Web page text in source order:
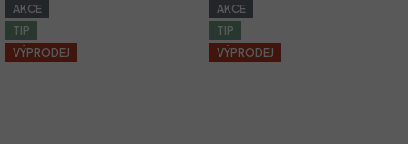
AKCE
TIP
VÝPRODEJ
AKCE
TIP
VÝPRODEJ